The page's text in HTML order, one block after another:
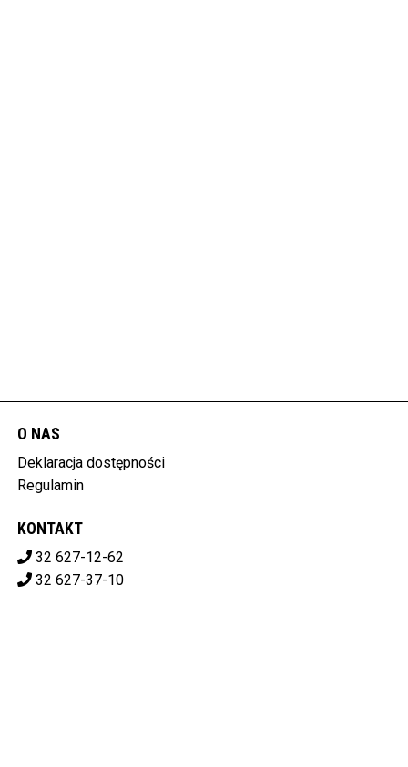
O NAS
Deklaracja dostępności
Regulamin
KONTAKT
32 627-12-62
32 627-37-10